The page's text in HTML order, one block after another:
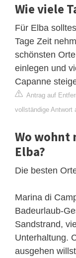
Wie viele
Für Elba
Tage Zeit
schönsten
einlegen und
Capanne
Antrag auf
vollständige Antwort
Wo wohnt
Elba?
Die besten
Marina di
Badeurlaub-
Sandstrand,
Unterhaltung.
ausgehen